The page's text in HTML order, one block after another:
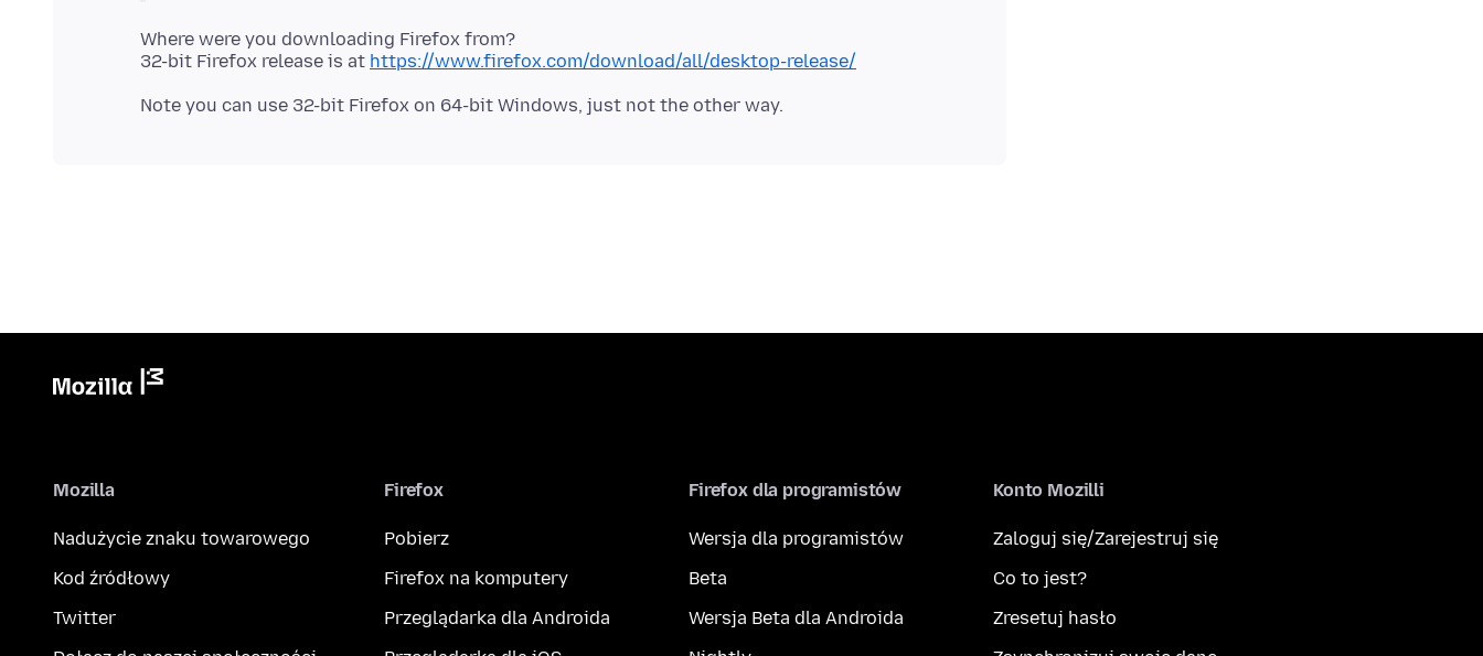
Where were you downloading Firefox from?
32-bit Firefox release is at https://www.firefox.com/download/all/desktop-release/
Mozilla
Nadużycie znaku towarowego
Kod źródłowy
Twitter
Firefox
Pobierz
Firefox na komputery
Przeglądarka dla Androida
Firefox dla programistów
Wersja dla programistów
Beta
Wersja Beta dla Androida
Konto Mozilli
Zaloguj się/Zarejestruj się
Co to jest?
Zresetuj hasło